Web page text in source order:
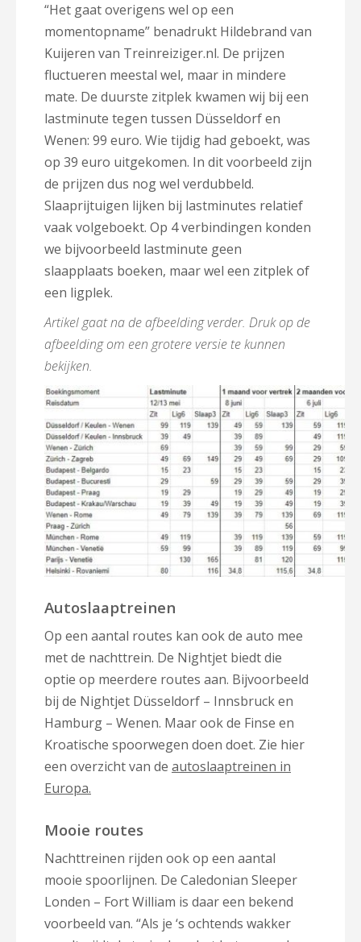
“Het gaat overigens wel op een
momentopname” benadrukt Hildebrand van
Kuijeren van Treinreiziger.nl. De prijzen
fluctueren meestal wel, maar in mindere
mate. De duurste zitplek kwamen wij bij een
lastminute tegen tussen Düsseldorf en
Wenen: 99 euro. Wie tijdig had geboekt, was
op 39 euro uitgekomen. In dit voorbeeld zijn
de prijzen dus nog wel verdubbeld.
Slaaprijtuigen lijken bij lastminutes relatief
vaak volgeboekt. Op 4 verbindingen konden
we bijvoorbeeld lastminute geen
slaapplaats boeken, maar wel een zitplek of
een ligplek.
Artikel gaat na de afbeelding verder. Druk op de
afbeelding om een grotere versie te kunnen
bekijken.
Autoslaaptreinen
Op een aantal routes kan ook de auto mee
met de nachttrein. De Nightjet biedt die
optie op meerdere routes aan. Bijvoorbeeld
bij de Nightjet Düsseldorf – Innsbruck en
Hamburg – Wenen. Maar ook de Finse en
Kroatische spoorwegen doen doet. Zie hier
een overzicht van de autoslaaptreinen in
Europa.
Mooie routes
Nachttreinen rijden ook op een aantal
mooie spoorlijnen. De Caledonian Sleeper
Londen – Fort William is daar een bekend
voorbeeld van. “Als je ‘s ochtends wakker